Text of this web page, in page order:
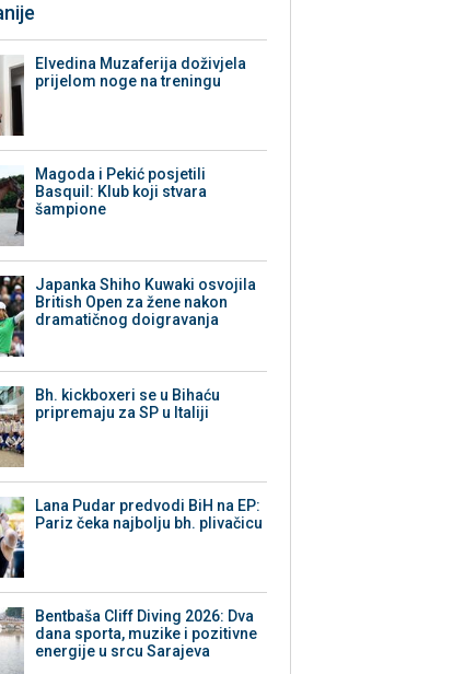
Elvedina Muzaferija doživjela
prijelom noge na treningu
Magoda i Pekić posjetili
Basquil: Klub koji stvara
šampione
Japanka Shiho Kuwaki osvojila
British Open za žene nakon
dramatičnog doigravanja
Bh. kickboxeri se u Bihaću
pripremaju za SP u Italiji
Lana Pudar predvodi BiH na EP:
Pariz čeka najbolju bh. plivačicu
Bentbaša Cliff Diving 2026: Dva
dana sporta, muzike i pozitivne
energije u srcu Sarajeva